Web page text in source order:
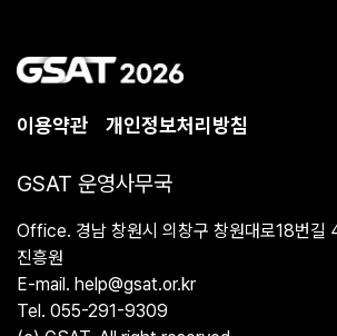
이용약관 개인정보처리방침
GSAT 운영사무국
Office. 경남 창원시 의창구 창원대로18번길
진흥원
E-mail. help@gsat.or.kr
Tel. 055-291-9309